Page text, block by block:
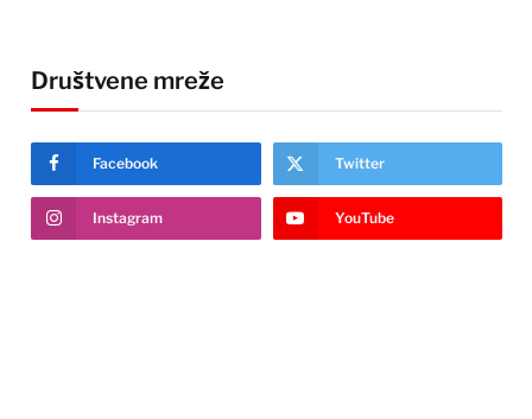
Društvene mreže
Facebook Twitter
Instagram YouTube